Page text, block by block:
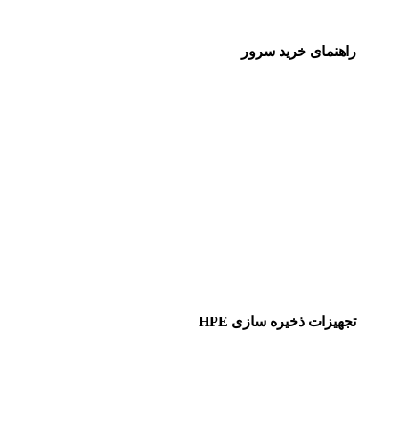
راهنمای خرید سرور
تجهیزات ذخیره سازی HPE